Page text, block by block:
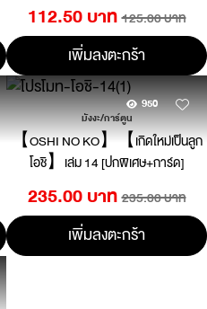
112.50 บาท 125.00 บาท
เพิ่มลงตะกร้า
950
มังงะ/การ์ตูน
【OSHI NO KO】【เกิดใหม่เป็นลูก
โอชิ】เล่ม 14 [ปกพิเศษ+การ์ด]
235.00 บาท 235.00 บาท
เพิ่มลงตะกร้า